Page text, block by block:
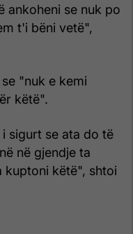
ankoheni se nuk po
t'i bëni vetë",
"nuk e kemi
këtë".
sigurt se ata do të
në gjendje ta
kuptoni këtë", shtoi